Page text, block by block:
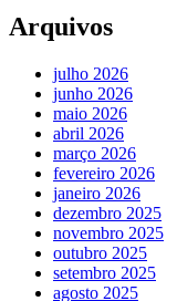
Arquivos
julho 2026
junho 2026
maio 2026
abril 2026
março 2026
fevereiro 2026
janeiro 2026
dezembro 2025
novembro 2025
outubro 2025
setembro 2025
agosto 2025